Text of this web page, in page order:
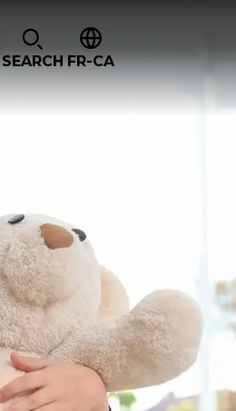
SEARCH FR-CA